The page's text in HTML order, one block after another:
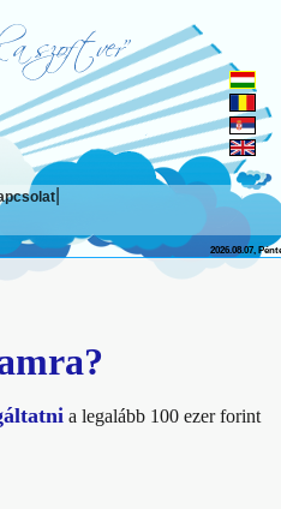
2026.08.07,
a legalább 100 ezer forint